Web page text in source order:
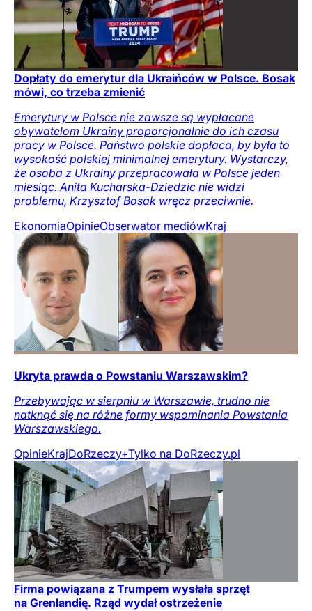
Dopłaty do emerytur dla Ukraińców w Polsce. Bosak
mówi, co trzeba zmienić
Emerytury w Polsce nie zawsze są wypłacane
obywatelom Ukrainy proporcjonalnie do ich czasu
pracy w Polsce. Państwo polskie dopłaca, by była to
wysokość polskiej minimalnej emerytury. Wystarczy,
że osoba z Ukrainy przepracowała w Polsce jeden
miesiąc. Anita Kucharska-Dziedzic nie widzi
problemu, Krzysztof Bosak wręcz przeciwnie.
EkonomiaOpinieObserwator mediówKraj
Ukryta prawda o Powstaniu Warszawskim?
Przebywając w sierpniu w Warszawie, trudno nie
natknąć się na różne formy wspominania Powstania
Warszawskiego.
OpinieKrajDoRzeczy+Tylko na DoRzeczy.pl
Firma powiązana z Trumpem wysłała sprzęt
na Grenlandię. Rząd wydał ostrzeżenie